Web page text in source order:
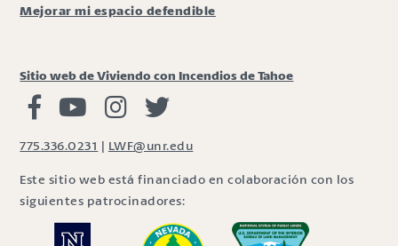
Mejorar mi espacio defendible
Sitio web de Viviendo con Incendios de Tahoe
Viviendo con Incendios Facebook
Vivir con fuego Youtube
Vivir con fuego Instagram
775.336.0231 | LWF@unr.edu
Este sitio web está financiado en colaboración con los
siguientes patrocinadores: